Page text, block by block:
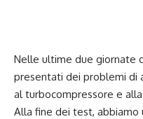
Nelle ultime due giornate
presentati dei problemi di
al turbocompressore e
Alla fine dei test,